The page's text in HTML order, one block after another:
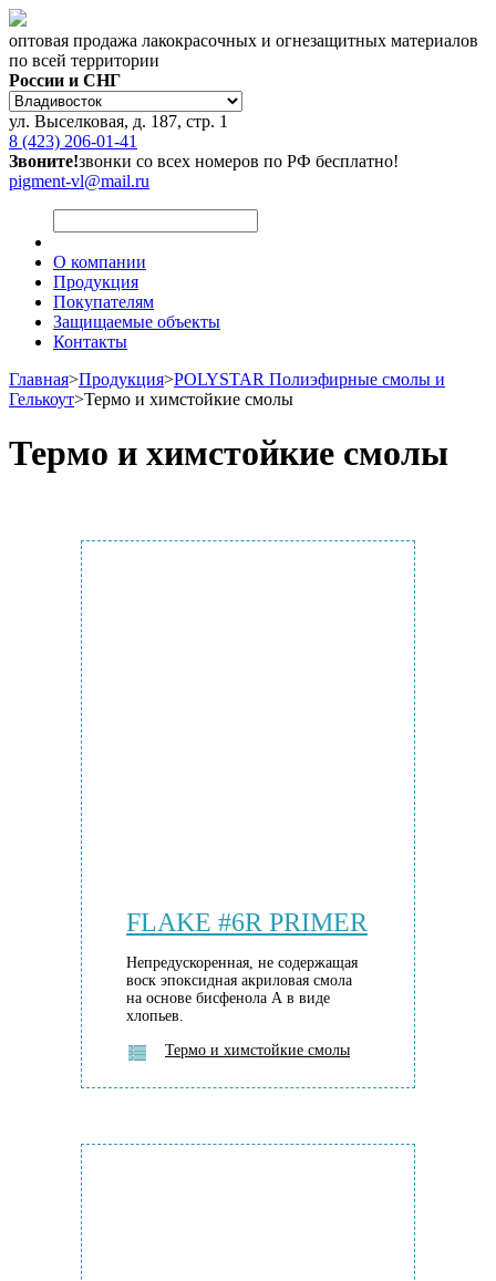
оптовая продажа лакокрасочных и огнезащитных материалов
по всей территории
России и СНГ
ул. Выселковая, д. 187, стр. 1
8 (423) 206-01-41
Звоните!звонки со всех номеров по РФ бесплатно!
pigment-vl@mail.ru
О компании
Продукция
Покупателям
Защищаемые объекты
Контакты
Главная>Продукция>POLYSTAR Полиэфирные смолы и
Гелькоут>Термо и химстойкие смолы
Термо и химстойкие смолы
FLAKE #6R PRIMER
Непредускоренная, не содержащая
воск эпоксидная акриловая смола
на основе бисфенола А в виде
хлопьев.
Термо и химстойкие смолы